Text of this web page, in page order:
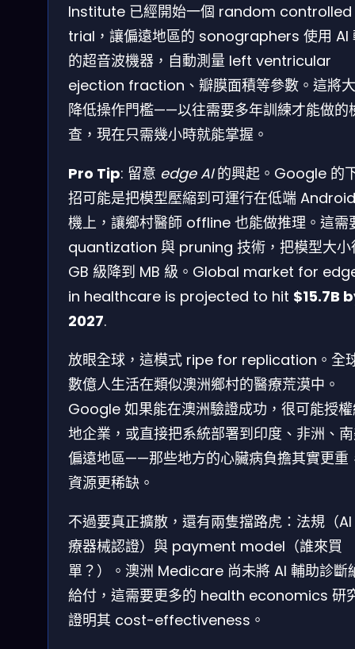
Institute 已經開始一個 random controlled
trial，讓偏遠地區的 sonographers 使用 AI
的超音波機器，自動測量 left ventricular
ejection fraction、瓣膜面積等參數。這將
降低操作門檻——以往需要多年訓練才能做的
查，現在只需幾小時就能掌握。
Pro Tip: 留意 edge AI的興起。Google 的
招可能是把模型壓縮到可運行在低端
機上，讓鄉村醫師 offline 也能做推理。這需
quantization 與 pruning 技術，把模型大小
GB 級降到 MB 級。Global market for
in healthcare is projected to hit $15.7B
2027.
放眼全球，這模式 ripe for replication。全
數億人生活在類似澳洲鄉村的醫療荒漠中。
Google 如果能在澳洲驗證成功，很可能授
地企業，或直接把系統部署到印度、非洲、
偏遠地區——那些地方的心臟病負擔其實更重
資源更稀缺。
不過要真正擴散，還有兩隻擋路虎：法規（
療器械認證）與 payment model（誰來買
單？）。澳洲 Medicare 尚未將 AI 輔助診斷
給付，這需要更多的 health economics 研
證明其 cost-effectiveness。